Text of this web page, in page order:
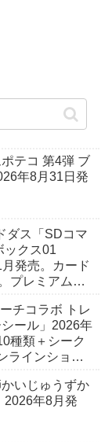
テコ 第4弾 ブ
年8月31日発
ダス「SDコマ
ックス01
発売。カード
プレミアムバ
チコラボ トレ
ール」2026年
種類＋シーク
ラインショッ
いじゅうずか
2026年8月発